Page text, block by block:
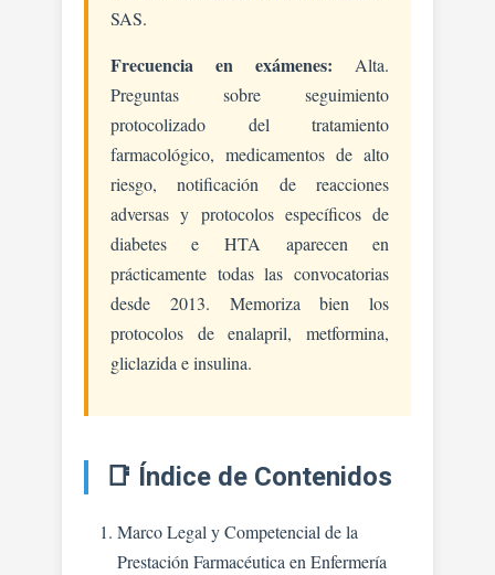
SAS.
Frecuencia en exámenes: Alta.
Preguntas sobre seguimiento
protocolizado del tratamiento
farmacológico, medicamentos de alto
riesgo, notificación de reacciones
adversas y protocolos específicos de
diabetes e HTA aparecen en
prácticamente todas las convocatorias
desde 2013. Memoriza bien los
protocolos de enalapril, metformina,
gliclazida e insulina.
📑 Índice de Contenidos
Marco Legal y Competencial de la
Prestación Farmacéutica en Enfermería